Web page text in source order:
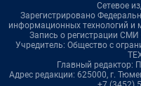
Сетевое
Зарегистрировано
информационных технологий и
Запись о регистрации
Учредитель: Общество с
Главный редактор:
Адрес редакции: 625000, г.